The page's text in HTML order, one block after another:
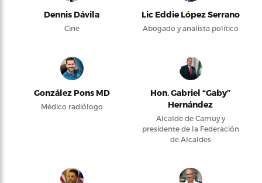
Dennis Dávila
Cine
Lic Eddie López Serrano
Abogado y analista político
González Pons MD
Médico radiólogo
Hon. Gabriel “Gaby”
Hernández
Alcalde de Camuy y
presidente de la Federación
de Alcaldes